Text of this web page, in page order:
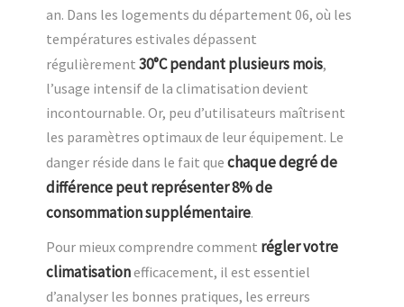
an. Dans les logements du département 06, où les
températures estivales dépassent
régulièrement 30°C pendant plusieurs mois,
l’usage intensif de la climatisation devient
incontournable. Or, peu d’utilisateurs maîtrisent
les paramètres optimaux de leur équipement. Le
danger réside dans le fait que chaque degré de
différence peut représenter 8% de
consommation supplémentaire.
Pour mieux comprendre comment régler votre
climatisationefficacement, il est essentiel
d’analyser les bonnes pratiques, les erreurs